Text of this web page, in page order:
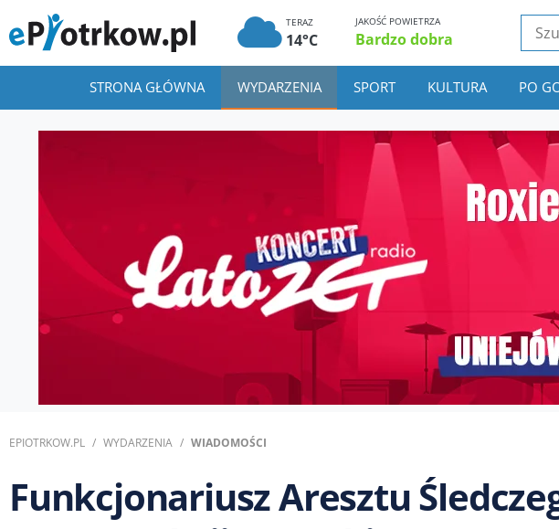
TERAZ
14°C
JAKOŚĆ POWIETRZA
Bardzo dobra
STRONA GŁÓWNA WYDARZENIA SPORT KULTURA PO
EPIOTRKOW.PL WYDARZENIA WIADOMOŚCI
Funkcjonariusz Aresztu